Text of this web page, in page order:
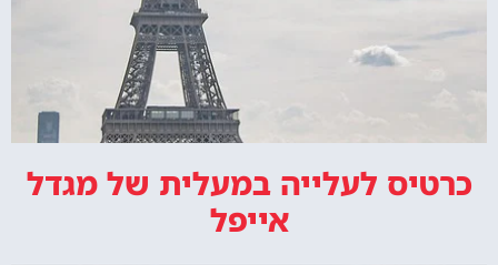
כרטיס לעלייה במעלית של מגדל
אייפל